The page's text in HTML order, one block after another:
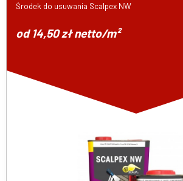
Środek do usuwania Scalpex NW
od 14,50 zł netto/m²